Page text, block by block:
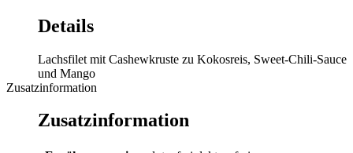
Details
Lachsfilet mit Cashewkruste zu Kokosreis, Sweet-Chili-Sauce
und Mango
Zusatzinformation
Zusatzinformation